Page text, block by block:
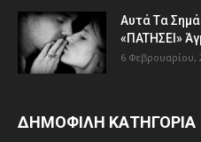
Aυτά Tα
«ΠATHΣΕΙ»
6 Φεβρουαρίου,
ΔΗΜΟΦΙΛΗ ΚΑΤΗΓΟΡΙΑ